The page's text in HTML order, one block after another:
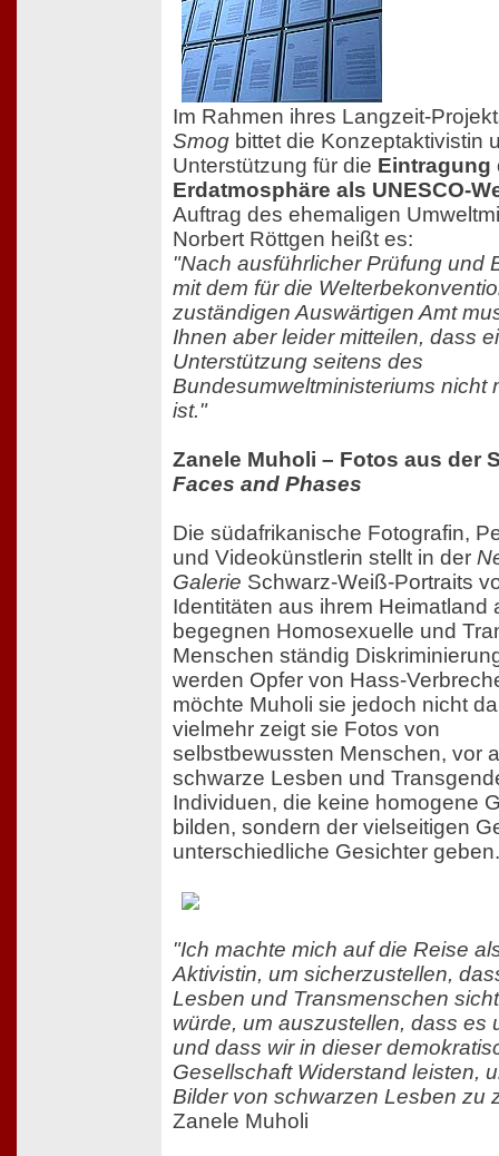
Im Rahmen ihres Langzeit-
Smog bittet die Konzeptaktivistin
Unterstützung für die Eintragung
Erdatmosphäre als UNESCO-
Auftrag des ehemaligen
Norbert Röttgen heißt es:
"Nach ausführlicher Prüfung und
mit dem für die
zuständigen Auswärtigen Amt
Ihnen aber leider mitteilen, dass
Unterstützung seitens des
Bundesumweltministeriums nicht
ist."
Zanele Muholi – Fotos aus der
Faces and Phases
Die südafrikanische Fotografin,
und Videokünstlerin stellt in der
Galerie Schwarz-Weiß-Portraits
Identitäten aus ihrem Heimatland
begegnen Homosexuelle und
Menschen ständig
werden Opfer von Hass-
möchte Muholi sie jedoch nicht
vielmehr zeigt sie Fotos von
selbstbewussten Menschen, vor
schwarze Lesben und
Individuen, die keine homogene
bilden, sondern der vielseitigen
unterschiedliche Gesichter geben.
"Ich machte mich auf die Reise
Aktivistin, um sicherzustellen,
Lesben und Transmenschen
würde, um auszustellen, dass es
und dass wir in dieser
Gesellschaft Widerstand leisten,
Bilder von schwarzen Lesben zu
Zanele Muholi